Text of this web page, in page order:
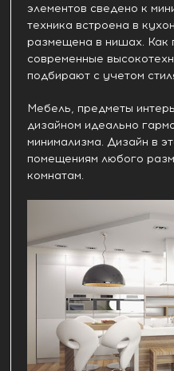
элементов сведено к
техника встроена в
размещена в нишах. Как
современные
подбирают с учетом
Мебель, предметы
дизайном идеально
минимализма. Дизайн в
помещениям любого
комнатам.